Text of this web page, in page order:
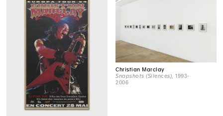
Christian Marclay
Snapshots (Silences) , 1993-
2006